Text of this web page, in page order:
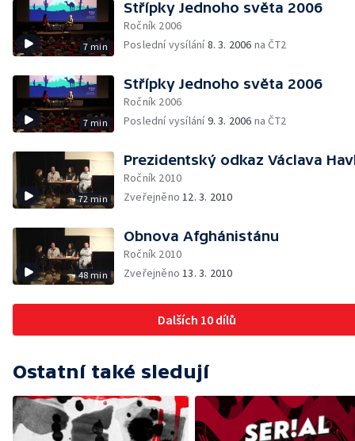
7 min
Střípky Jednoho světa 2006
Ročník 2006
Poslední vysílání8. 3. 2006 na ČT2
7 min
Střípky Jednoho světa 2006
Ročník 2006
Poslední vysílání9. 3. 2006 na ČT2
72 min
Prezidentský odkaz Václava
Ročník 2010
Zveřejněno12. 3. 2010
48 min
Obnova Afghánistánu
Ročník 2010
Zveřejněno13. 3. 2010
Dalších 10 dílů
Ostatní také sledují